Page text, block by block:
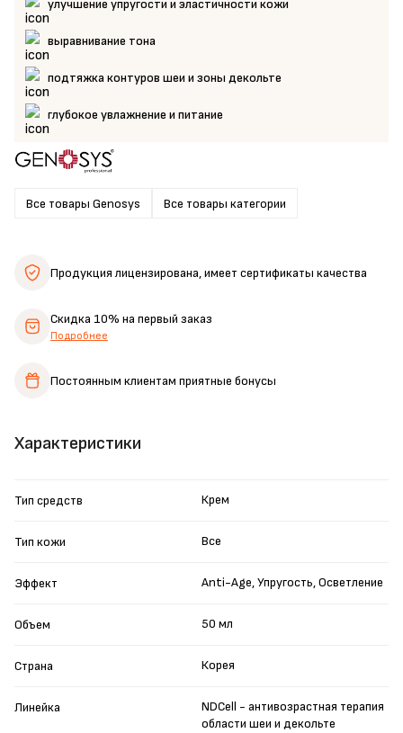
улучшение упругости и эластичности кожи
выравнивание тона
подтяжка контуров шеи и зоны декольте
глубокое увлажнение и питание
Все товары Genosys Все товары категории
Характеристики
Тип средств Крем
Тип кожи Все
Эффект Anti-Age, Упругость, Осветление
Объем 50 мл
Страна Корея
Линейка
NDCell - антивозрастная терапия
области шеи и декольте
Продукция лицензирована,имеет сертификаты качества
Скидка 10% на первый заказ
Подробнее
Постоянным клиентам приятные бонусы